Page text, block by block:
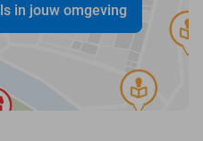
in jouw omgeving